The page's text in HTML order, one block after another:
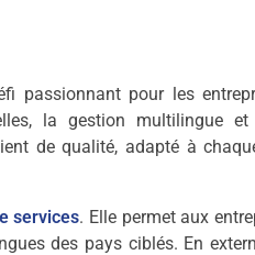
passionnant pour les
la gestion multilingue
de qualité, adapté à
services. Elle permet aux
des pays ciblés. En